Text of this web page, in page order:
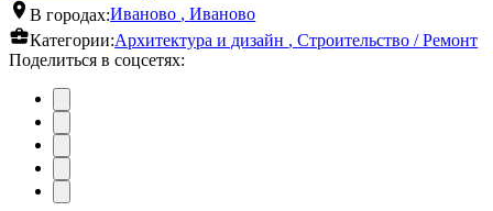
В городах:Иваново ,Иваново
Категории:Архитектура и дизайн ,Строительство / Ремонт
Поделиться в соцсетях: